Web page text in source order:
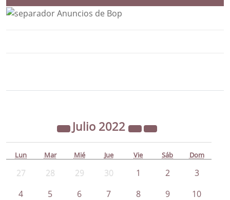
Julio 2022
Lun Mar Mié Jue Vie Sáb Dom
27 28 29 30 1 2
3
4
5 6 7 8 9
10